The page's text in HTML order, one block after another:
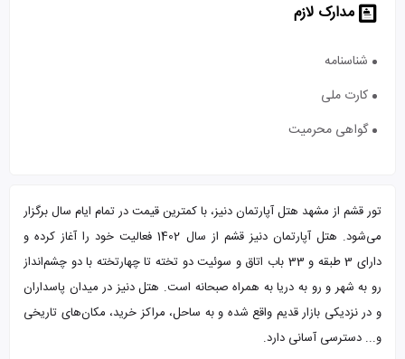
مدارک لازم
شناسنامه
کارت ملی
گواهی محرمیت
تور قشم از مشهد هتل آپارتمان دنیز، با کمترین قیمت در تمام ایام سال برگزار
می‌شود. هتل آپارتمان دنیز قشم از سال 1402 فعالیت خود را آغاز کرده و
دارای 3 طبقه و 33 باب اتاق و سوئیت دو تخته تا چهارتخته با دو چشم‌انداز
رو به شهر و رو به دریا به همراه صبحانه است. هتل دنیز در میدان پاسداران
و در نزدیکی بازار قدیم واقع شده و به ساحل، مراکز خرید، مکان‌های تاریخی
و... دسترسی آسانی دارد.